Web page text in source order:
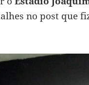
no post que